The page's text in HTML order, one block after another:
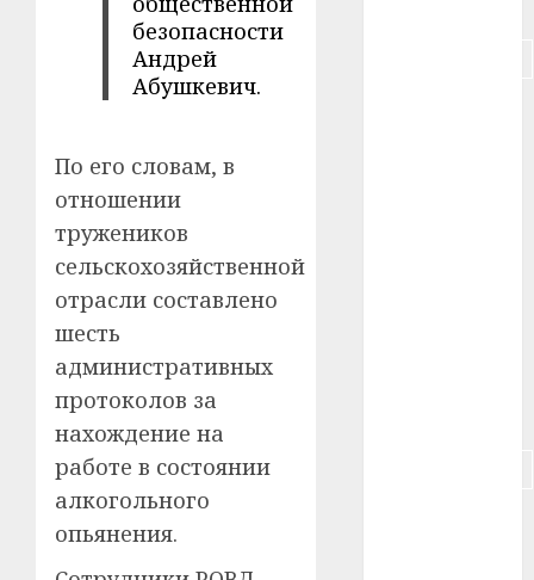
безопасности
Андрей
Абушкевич.
По его словам, в
отношении
тружеников
сельскохозяйственной
отрасли составлено
шесть
административных
протоколов за
нахождение на
работе в состоянии
алкогольного
опьянения.